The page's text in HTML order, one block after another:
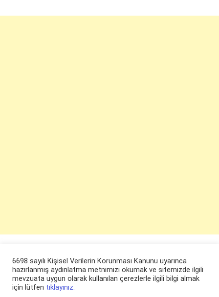
6698 sayılı Kişisel Verilerin Korunması Kanunu uyarınca
hazırlanmış aydınlatma metnimizi okumak ve sitemizde ilgili
mevzuata uygun olarak kullanılan çerezlerle ilgili bilgi almak
için lütfen tıklayınız.